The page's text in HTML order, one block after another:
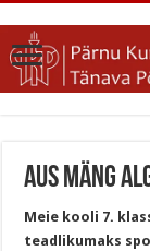
Aus mäng
Meie kooli 7.
teadlikumaks